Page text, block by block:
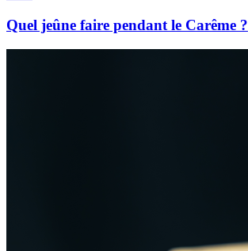
Quel jeûne faire pendant le Carême ?